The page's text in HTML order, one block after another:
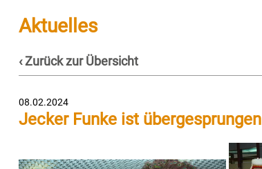
Aktuelles
‹ Zurück zur Übersicht
08.02.2024
Jecker Funke ist übergesprungen